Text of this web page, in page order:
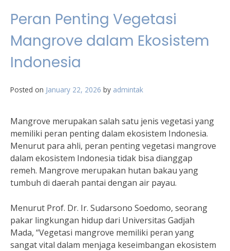
Peran Penting Vegetasi
Mangrove dalam Ekosistem
Indonesia
Posted on January 22, 2026 by admintak
Mangrove merupakan salah satu jenis vegetasi yang
memiliki peran penting dalam ekosistem Indonesia.
Menurut para ahli, peran penting vegetasi mangrove
dalam ekosistem Indonesia tidak bisa dianggap
remeh. Mangrove merupakan hutan bakau yang
tumbuh di daerah pantai dengan air payau.
Menurut Prof. Dr. Ir. Sudarsono Soedomo, seorang
pakar lingkungan hidup dari Universitas Gadjah
Mada, “Vegetasi mangrove memiliki peran yang
sangat vital dalam menjaga keseimbangan ekosistem